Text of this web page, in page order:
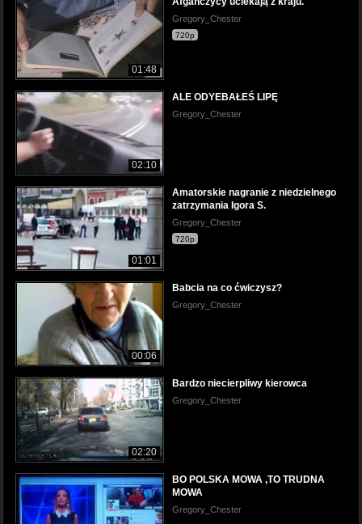
01:48
Gregory_Chester
720p
02:10
ALE ODYEBAŁEŚ LIPĘ
Gregory_Chester
01:01
Amatorskie nagranie z niedzielnego
zatrzymania Igora S.
Gregory_Chester
720p
00:06
Babcia na co ćwiczysz?
Gregory_Chester
02:20
Bardzo niecierpliwy kierowca
Gregory_Chester
BO POLSKA MOWA ,TO TRUDNA
MOWA
Gregory_Chester